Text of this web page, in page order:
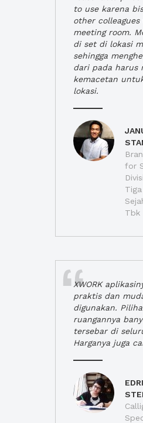
to use karena
other
meeting room.
di set di lokasi
sehingga
dari pada harus
kemacetan
lokasi.
for
Tbk
XWORK
praktis dan
digunakan.
ruangannya
tersebar di
Harganya juga